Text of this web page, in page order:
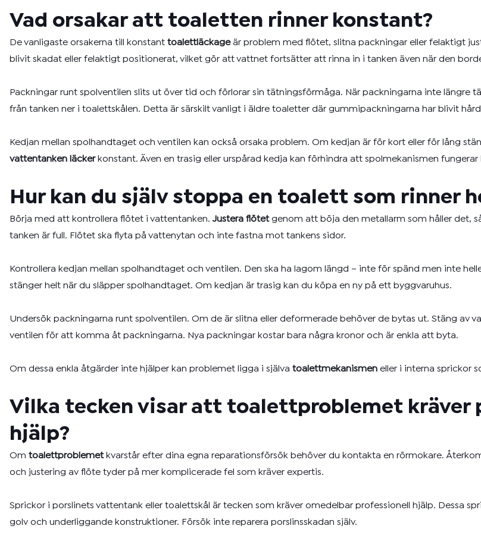
Vad orsakar att toaletten rinner konstant?
De vanligaste orsakerna till konstant toalettläckageär problem med flötet, slitna packningar eller felaktigt
blivit skadat eller felaktigt positionerat, vilket gör att vattnet fortsätter att rinna in i tanken även när den
Packningar runt spolventilen slits ut över tid och förlorar sin tätningsförmåga. När packningarna inte längre
från tanken ner i toalettskålen. Detta är särskilt vanligt i äldre toaletter där gummipackningarna har blivit
Kedjan mellan spolhandtaget och ventilen kan också orsaka problem. Om kedjan är för kort eller för lång
vattentanken läckerkonstant. Även en trasig eller urspårad kedja kan förhindra att spolmekanismen fungerar
Hur kan du själv stoppa en toalett som rinner
Börja med att kontrollera flötet i vattentanken. Justera flötetgenom att böja den metallarm som håller det,
tanken är full. Flötet ska flyta på vattenytan och inte fastna mot tankens sidor.
Kontrollera kedjan mellan spolhandtaget och ventilen. Den ska ha lagom längd – inte för spänd men inte
stänger helt när du släpper spolhandtaget. Om kedjan är trasig kan du köpa en ny på ett byggvaruhus.
Undersök packningarna runt spolventilen. Om de är slitna eller deformerade behöver de bytas ut. Stäng av
ventilen för att komma åt packningarna. Nya packningar kostar bara några kronor och är enkla att byta.
Om dessa enkla åtgärder inte hjälper kan problemet ligga i själva toalettmekanismen eller i interna sprickor
Vilka tecken visar att toalettproblemet kräver
hjälp?
Om toalettproblemetkvarstår efter dina egna reparationsförsök behöver du kontakta en rörmokare.
och justering av flöte tyder på mer komplicerade fel som kräver expertis.
Sprickor i porslinets vattentank eller toalettskål är tecken som kräver omedelbar professionell hjälp. Dessa
golv och underliggande konstruktioner. Försök inte reparera porslinsskadan själv.